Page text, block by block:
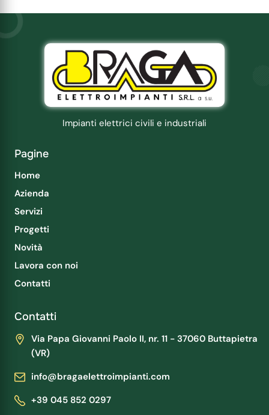
Impianti elettrici civili e industriali
Pagine
Home
Azienda
Servizi
Progetti
Novità
Lavora con noi
Contatti
Contatti
Via Papa Giovanni Paolo II, nr. 11 - 37060 Buttapietra
(VR)
info@bragaelettroimpianti.com
+39 045 852 0297